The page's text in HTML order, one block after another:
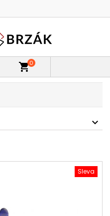
shopping_cart0
Sleva